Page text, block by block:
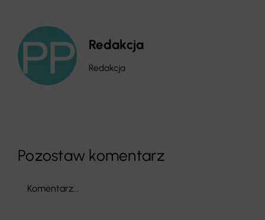
Redakcja
Redakcja
Pozostaw komentarz
Comment